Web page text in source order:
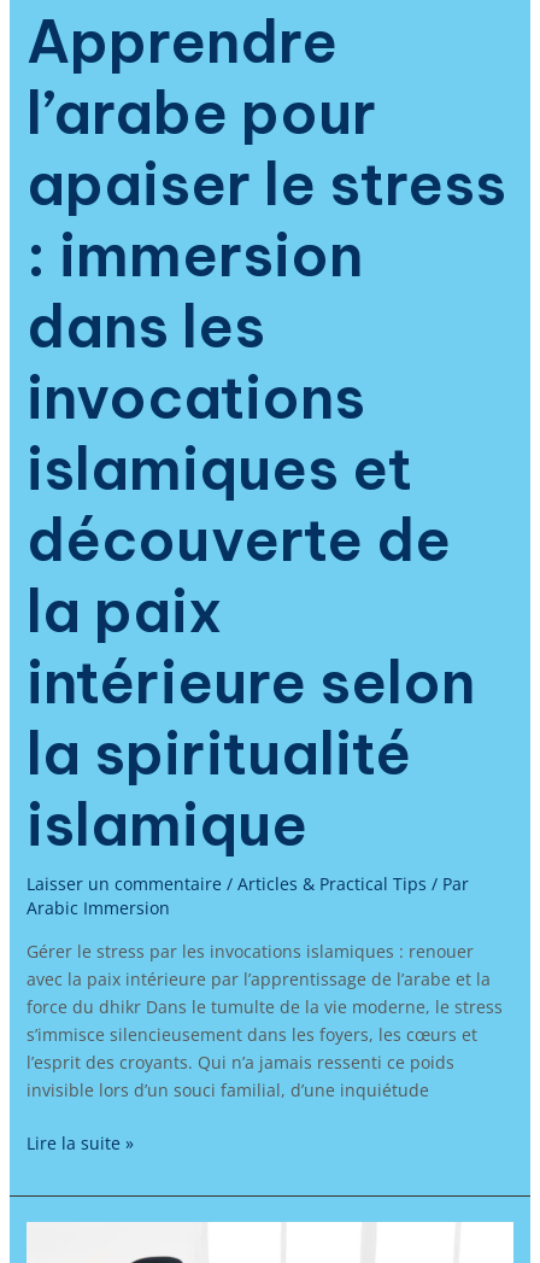
Apprendre
l’arabe pour
apaiser le stress
: immersion
dans les
invocations
islamiques et
découverte de
la paix
intérieure selon
la spiritualité
islamique
Laisser un commentaire / Articles & Practical Tips / Par
Arabic Immersion
Gérer le stress par les invocations islamiques : renouer
avec la paix intérieure par l’apprentissage de l’arabe et la
force du dhikr Dans le tumulte de la vie moderne, le stress
s’immisce silencieusement dans les foyers, les cœurs et
l’esprit des croyants. Qui n’a jamais ressenti ce poids
invisible lors d’un souci familial, d’une inquiétude
la
spiritualité
islamique
Lire la suite »